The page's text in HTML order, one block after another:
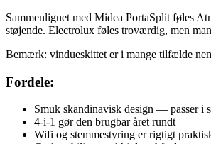
Sammenlignet med Midea PortaSplit føles
støjende. Electrolux føles troværdig, men
Bemærk: vindueskittet er i mange tilfælde
Fordele:
Smuk skandinavisk design — passer i
4-i-1 gør den brugbar året rundt
Wifi og stemmestyring er rigtigt